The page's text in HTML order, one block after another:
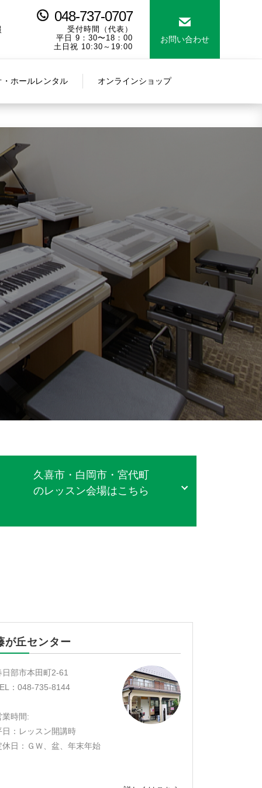
048-737-0707
受付時間（代表）
平日 9：30〜18：00
土日祝 10:30～19:00
お問い合わせ
・ホールレンタル オンラインショップ
久喜市・白岡市・宮代町
のレッスン会場はこちら
が丘センター
日部市本田町2-61
：048-735-8144
業時間:
日：レッスン開講時
休日：ＧＷ、盆、年末年始